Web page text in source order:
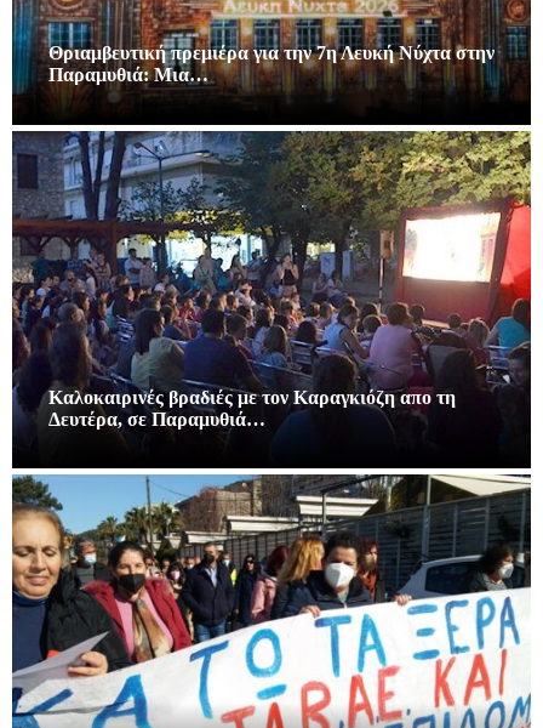
Θριαμβευτική πρεμιέρα για την 7η Λευκή Νύχτα στην
Παραμυθιά: Μια…
Καλοκαιρινές βραδιές με τον Καραγκιόζη απο τη
Δευτέρα, σε Παραμυθιά…